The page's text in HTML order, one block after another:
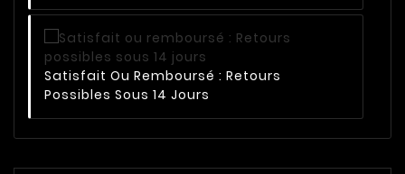
Satisfait Ou Remboursé : Retours
Possibles Sous 14 Jours